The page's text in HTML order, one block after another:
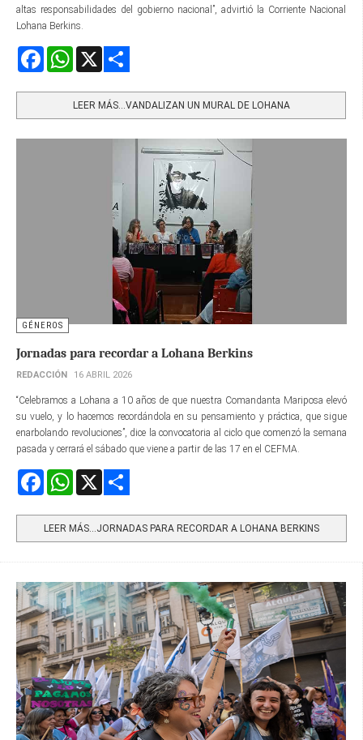
altas responsabilidades del gobierno nacional”, advirtió la Corriente Nacional
Lohana Berkins.
FacebookWhatsApp
LEER MÁS…VANDALIZAN UN MURAL DE LOHANA
GÉNEROS
Jornadas para recordar a Lohana Berkins
REDACCIÓN 16 ABRIL 2026
“Celebramos a Lohana a 10 años de que nuestra Comandanta Mariposa elevó
su vuelo, y lo hacemos recordándola en su pensamiento y práctica, que sigue
enarbolando revoluciones”, dice la convocatoria al ciclo que comenzó la semana
pasada y cerrará el sábado que viene a partir de las 17 en el CEFMA.
FacebookWhatsApp
LEER MÁS…JORNADAS PARA RECORDAR A LOHANA BERKINS